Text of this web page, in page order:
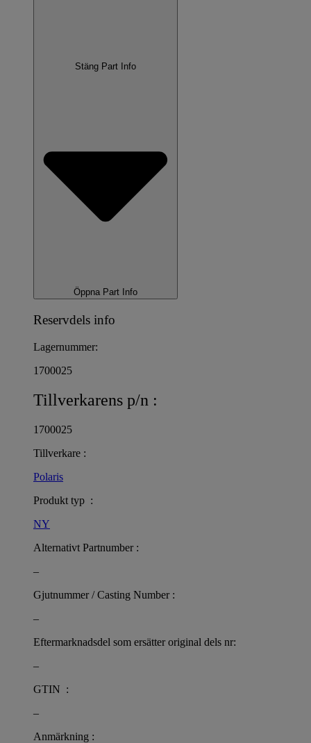
Stäng Part Info
Öppna Part Info
Reservdels info
Lagernummer:
1700025
Tillverkarens p/n :
1700025
Tillverkare :
Polaris
Produkt typ :
NY
Alternativt Partnumber :
–
Gjutnummer / Casting Number :
–
Eftermarknadsdel som ersätter original dels nr:
–
GTIN :
–
Anmärkning :